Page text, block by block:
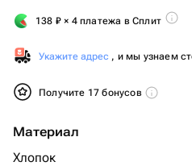
138 ₽ × 4 платежа в Сплит
Укажите адрес , и мы узнаем
Получите 17 бонусов
Материал
Хлопок